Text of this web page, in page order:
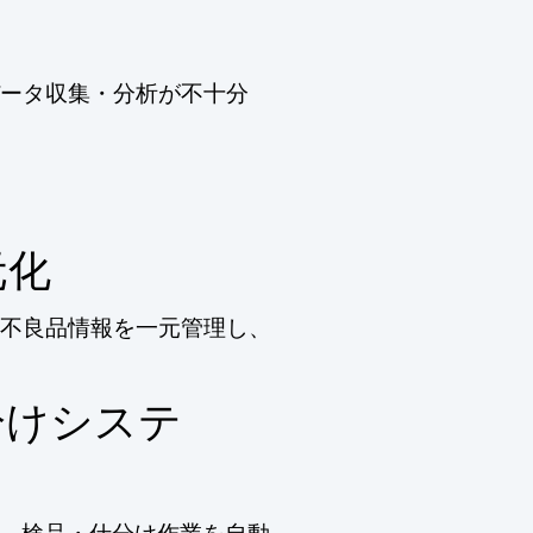
タ収集・分析が不十分
良品情報を一元管理し、
システ